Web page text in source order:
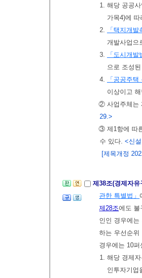
1. 해당 공공
가목4)에
2.
「택지개
개발사업으
3.
「도시개
으로 조성
4.
「공공주
이상이고
② 사업주체는
29.>
③ 제1항에 따
수 있다. <신
[제목개정
제38조(경제자
관한 특별법」
제28조에도 불
인인 경우에
하는 우선순위
경우에는 10
1. 해당 경제
인투자기업